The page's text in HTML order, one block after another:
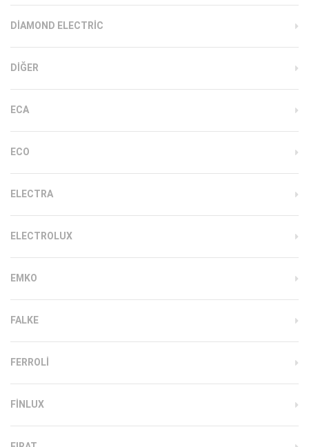
DIAMOND ELECTRIC
DIĞER
ECA
ECO
ELECTRA
ELECTROLUX
EMKO
FALKE
FERROLI
FINLUX